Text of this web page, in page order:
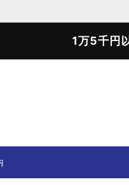
1万5千円
BAG